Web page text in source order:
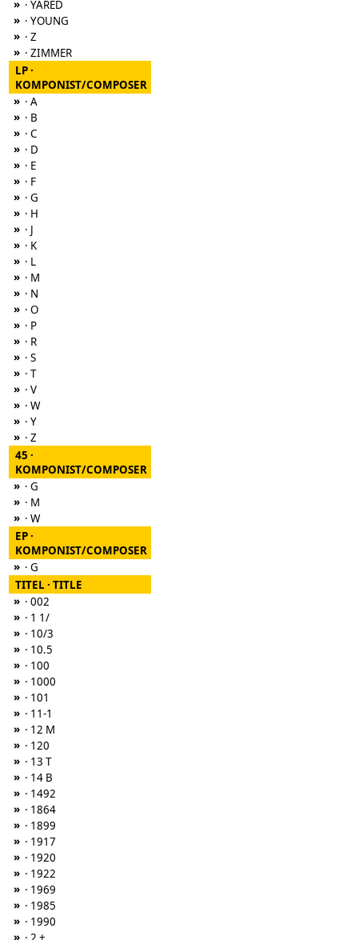
» · YARED
» · YOUNG
» · Z
» · ZIMMER
LP ·
KOMPONIST/COMPOSER
» · A
» · B
» · C
» · D
» · E
» · F
» · G
» · H
» · J
» · K
» · L
» · M
» · N
» · O
» · P
» · R
» · S
» · T
» · V
» · W
» · Y
» · Z
45 ·
KOMPONIST/COMPOSER
» · G
» · M
» · W
EP ·
KOMPONIST/COMPOSER
» · G
TITEL · TITLE
» · 002
» · 1 1/
» · 10/3
» · 10.5
» · 100
» · 1000
» · 101
» · 11-1
» · 12 M
» · 120
» · 13 T
» · 14 B
» · 1492
» · 1864
» · 1899
» · 1917
» · 1920
» · 1922
» · 1969
» · 1985
» · 1990
»